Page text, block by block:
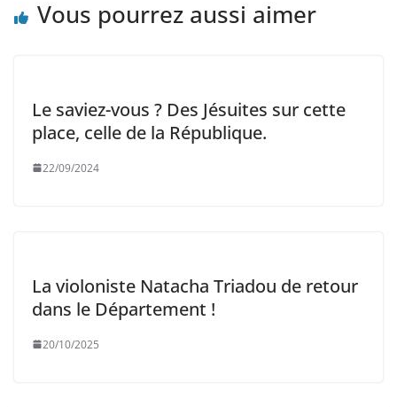
Vous pourrez aussi aimer
Le saviez-vous ? Des Jésuites sur cette
place, celle de la République.
22/09/2024
La violoniste Natacha Triadou de retour
dans le Département !
20/10/2025